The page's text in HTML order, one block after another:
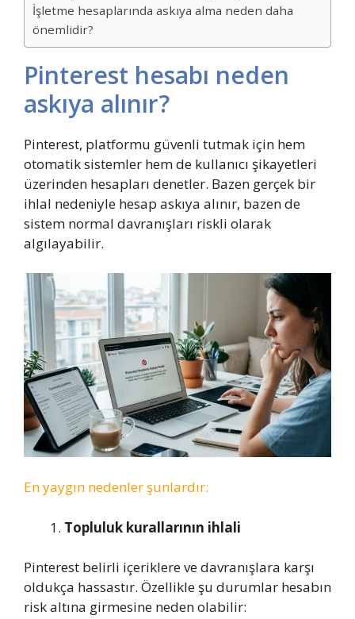
İşletme hesaplarında askıya alma neden daha
önemlidir?
Pinterest hesabı neden
askıya alınır?
Pinterest, platformu güvenli tutmak için hem
otomatik sistemler hem de kullanıcı şikayetleri
üzerinden hesapları denetler. Bazen gerçek bir
ihlal nedeniyle hesap askıya alınır, bazen de
sistem normal davranışları riskli olarak
algılayabilir.
En yaygın nedenler şunlardır:
Topluluk kurallarının ihlali
Pinterest belirli içeriklere ve davranışlara karşı
oldukça hassastır. Özellikle şu durumlar hesabın
risk altına girmesine neden olabilir: